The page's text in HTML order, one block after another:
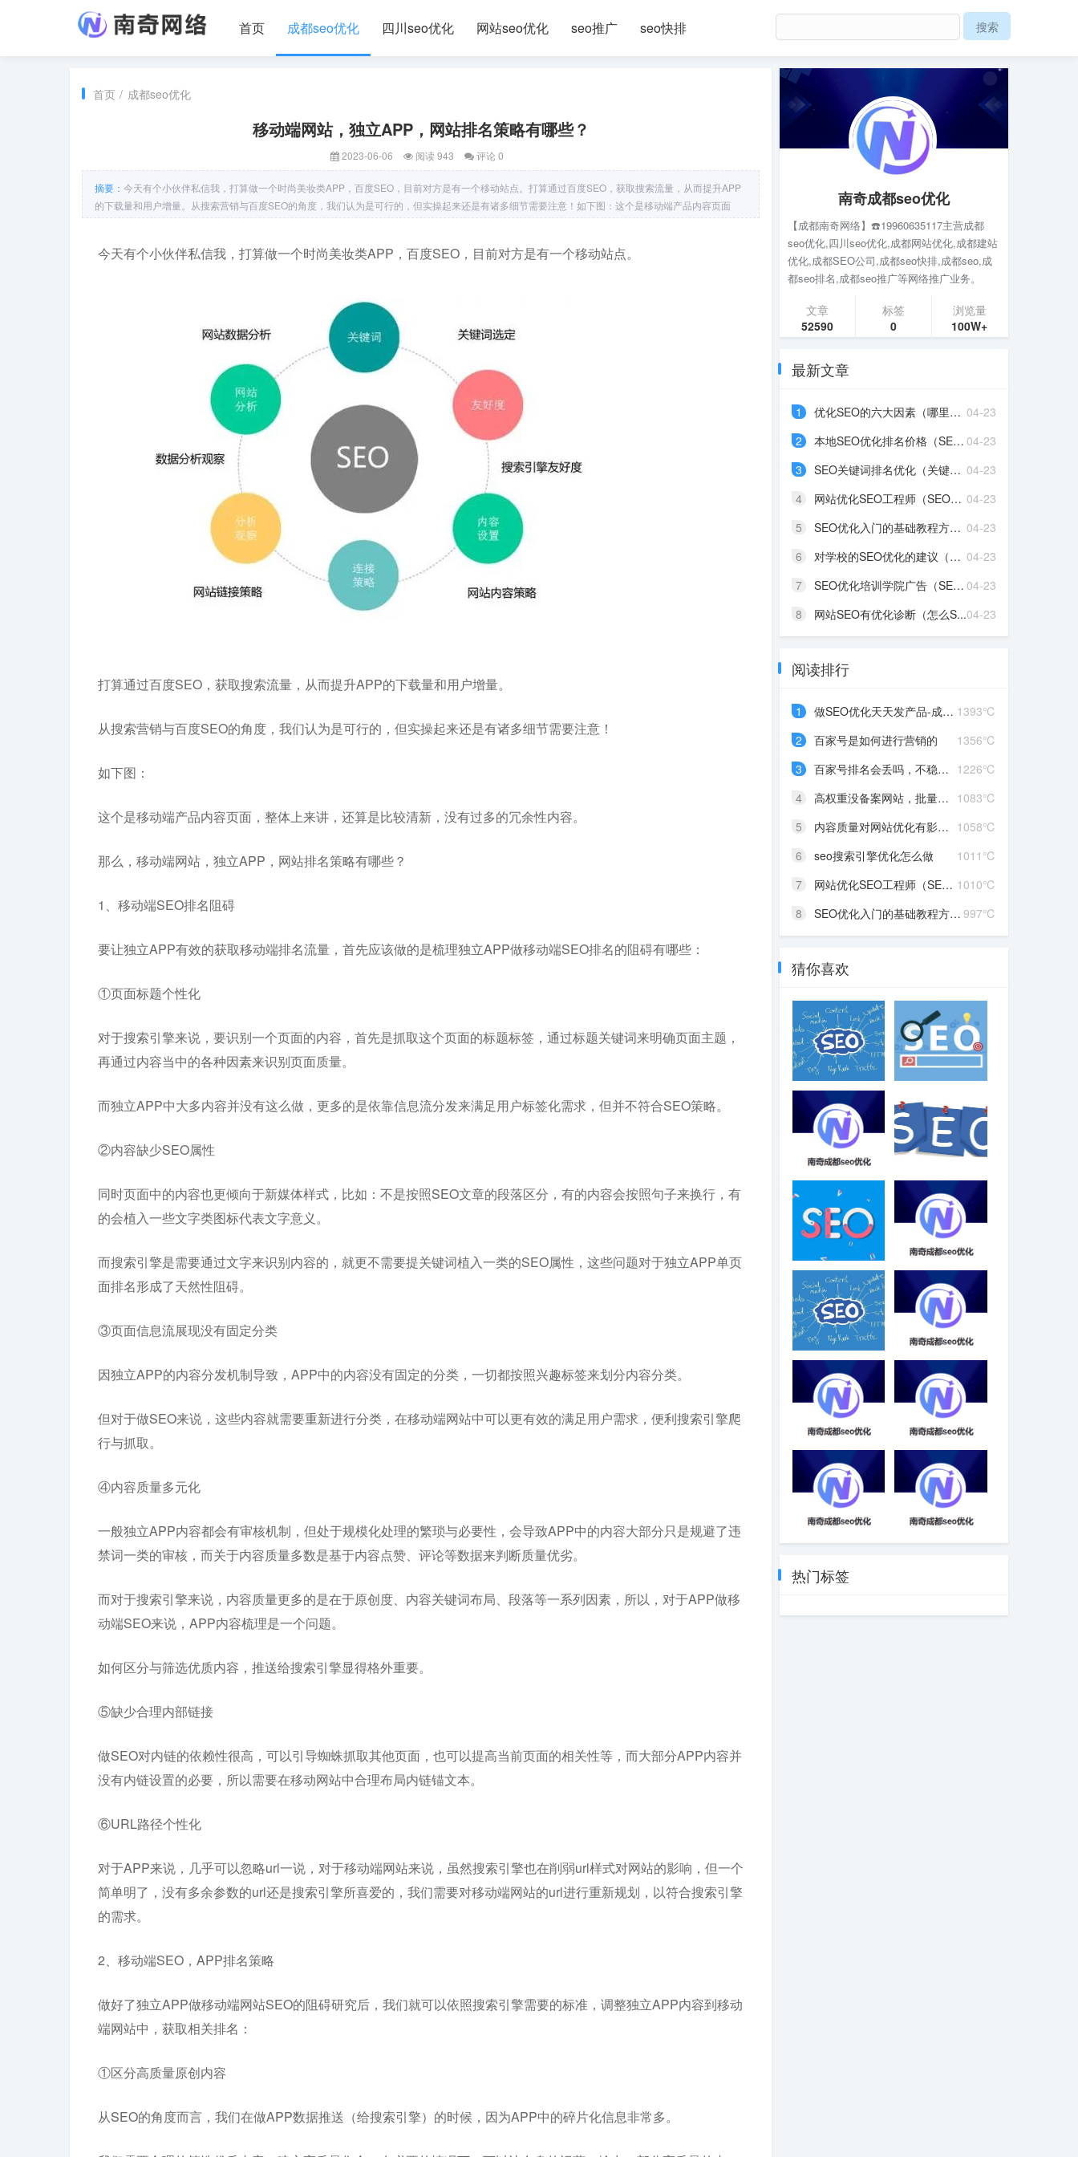
首页 成都seo优化 四川seo优化 网站seo优化 seo推广 seo快排
首页 / 成都seo优化
移动端网站，独立APP，网站排名策略有哪些？
2023-06-06 阅读 943 评论 0
摘要： 今天有个小伙伴私信我，打算做一个时尚美妆类APP，百度SEO，目前对方是有一个移动站点。打算通过百度SEO，获取搜索流量，从而提升APP
的下载量和用户增量。从搜索营销与百度SEO的角度，我们认为是可行的，但实操起来还是有诸多细节需要注意！如下图：这个是移动端产品内容页面
今天有个小伙伴私信我，打算做一个时尚美妆类APP，百度SEO，目前对方是有一个移动站点。
打算通过百度SEO，获取搜索流量，从而提升APP的下载量和用户增量。
从搜索营销与百度SEO的角度，我们认为是可行的，但实操起来还是有诸多细节需要注意！
如下图：
这个是移动端产品内容页面，整体上来讲，还算是比较清新，没有过多的冗余性内容。
那么，移动端网站，独立APP，网站排名策略有哪些？
1、移动端SEO排名阻碍
要让独立APP有效的获取移动端排名流量，首先应该做的是梳理独立APP做移动端SEO排名的阻碍有哪些：
①页面标题个性化
对于搜索引擎来说，要识别一个页面的内容，首先是抓取这个页面的标题标签，通过标题关键词来明确页面主题，
再通过内容当中的各种因素来识别页面质量。
而独立APP中大多内容并没有这么做，更多的是依靠信息流分发来满足用户标签化需求，但并不符合SEO策略。
②内容缺少SEO属性
同时页面中的内容也更倾向于新媒体样式，比如：不是按照SEO文章的段落区分，有的内容会按照句子来换行，有
的会植入一些文字类图标代表文字意义。
而搜索引擎是需要通过文字来识别内容的，就更不需要提关键词植入一类的SEO属性，这些问题对于独立APP单页
面排名形成了天然性阻碍。
③页面信息流展现没有固定分类
因独立APP的内容分发机制导致，APP中的内容没有固定的分类，一切都按照兴趣标签来划分内容分类。
但对于做SEO来说，这些内容就需要重新进行分类，在移动端网站中可以更有效的满足用户需求，便利搜索引擎爬
行与抓取。
④内容质量多元化
一般独立APP内容都会有审核机制，但处于规模化处理的繁琐与必要性，会导致APP中的内容大部分只是规避了违
禁词一类的审核，而关于内容质量多数是基于内容点赞、评论等数据来判断质量优劣。
而对于搜索引擎来说，内容质量更多的是在于原创度、内容关键词布局、段落等一系列因素，所以，对于APP做移
动端SEO来说，APP内容梳理是一个问题。
如何区分与筛选优质内容，推送给搜索引擎显得格外重要。
⑤缺少合理内部链接
做SEO对内链的依赖性很高，可以引导蜘蛛抓取其他页面，也可以提高当前页面的相关性等，而大部分APP内容并
没有内链设置的必要，所以需要在移动网站中合理布局内链锚文本。
⑥URL路径个性化
对于APP来说，几乎可以忽略url一说，对于移动端网站来说，虽然搜索引擎也在削弱url样式对网站的影响，但一个
简单明了，没有多余参数的url还是搜索引擎所喜爱的，我们需要对移动端网站的url进行重新规划，以符合搜索引擎
的需求。
2、移动端SEO，APP排名策略
做好了独立APP做移动端网站SEO的阻碍研究后，我们就可以依照搜索引擎需要的标准，调整独立APP内容到移动
端网站中，获取相关排名：
①区分高质量原创内容
从SEO的角度而言，我们在做APP数据推送（给搜索引擎）的时候，因为APP中的碎片化信息非常多。
南奇成都seo优化
【成都南奇网络】☎️19960635117主营成都
seo优化,四川seo优化,成都网站优化,成都建站
优化,成都SEO公司,成都seo快排,成都seo,成
都seo排名,成都seo推广等网络推广业务。
文章
52590
标签
0
浏览量
100W+
最新文章
04-23
1
优化SEO的六大因素（哪里的...
04-23
2
本地SEO优化排名价格（SEO...
04-23
3
SEO关键词排名优化（关键词...
04-23
4
网站优化SEO工程师（SEO优...
04-23
5
SEO优化入门的基础教程方法...
04-23
6
对学校的SEO优化的建议（学...
04-23
7
SEO优化培训学院广告（SEO...
04-23
8 网站SEO有优化诊断（怎么S...
阅读排行
1393℃
1
做SEO优化天天发产品-成都...
1356℃
2
百家号是如何进行营销的
1226℃
3
百家号排名会丢吗，不稳定...
1083℃
4
高权重没备案网站，批量降...
1058℃
5
内容质量对网站优化有影响...
1011℃
6
seo搜索引擎优化怎么做
1010℃
7
网站优化SEO工程师（SEO优...
997℃
8 SEO优化入门的基础教程方法...
猜你喜欢
网站优化需要长
时间的原因是什
么
常见的几个问
题！
SEO优化关键词
用H1标签-成都
SEO
网站内容更新时
需要遵循哪些原
则？
网站内容优化有
什么技巧吗
值得信赖的SEO
优化企业-成都
SEO
如何运用网站优
化技巧提升网站
排名
SEO优化工具的
作用-成都SEO
SEO优化思路和
定位引流
SEO优化提升排
名引流-成都SEO
热门标签